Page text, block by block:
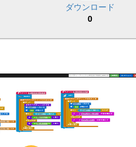
ダウンロード
0